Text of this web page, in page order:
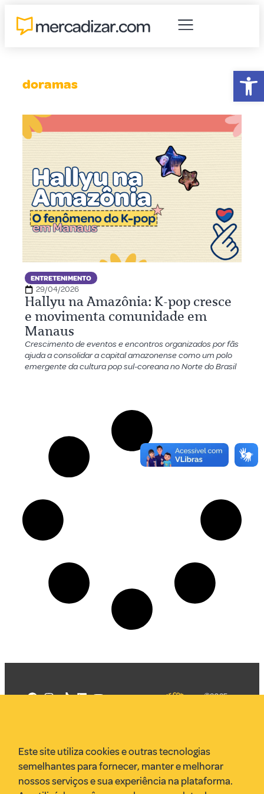
doramas
ENTRETENIMENTO
29/04/2026
Hallyu na Amazônia: K-pop cresce
e movimenta comunidade em
Manaus
Crescimento de eventos e encontros organizados por fãs
ajuda a consolidar a capital amazonense como um polo
emergente da cultura pop sul-coreana no Norte do Brasil
VR Assessoria
Parcerias
Envie uma pauta
©2025
Este site utiliza cookies e outras tecnologias
semelhantes para fornecer, manter e melhorar
nossos serviços e sua experiência na plataforma.